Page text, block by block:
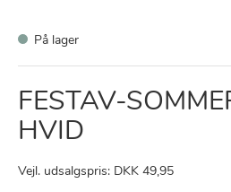
På lager
FESTAV-
HVID
Vejl. udsalgspris: DKK 49,95